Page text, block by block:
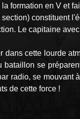
formation en V et
section) constituent
Le capitaine
cette lourde
se
radio, se
de cette force !